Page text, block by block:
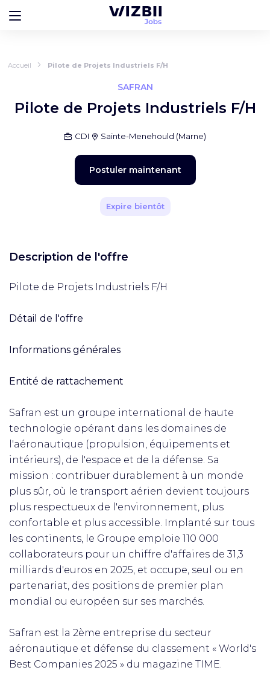
Accueil Pilote de Projets Industriels F/H
SAFRAN
Pilote de Projets Industriels F/H
CDI Sainte-Menehould (Marne)
Postuler maintenant
Expire bientôt
Description de l'offre
Pilote de Projets Industriels F/H
Détail de l'offre
Informations générales
Entité de rattachement
Safran est un groupe international de haute
technologie opérant dans les domaines de
l'aéronautique (propulsion, équipements et
intérieurs), de l'espace et de la défense. Sa
mission : contribuer durablement à un monde
plus sûr, où le transport aérien devient toujours
plus respectueux de l'environnement, plus
confortable et plus accessible. Implanté sur tous
les continents, le Groupe emploie 110 000
collaborateurs pour un chiffre d'affaires de 31,3
milliards d'euros en 2025, et occupe, seul ou en
partenariat, des positions de premier plan
mondial ou européen sur ses marchés.
Safran est la 2ème entreprise du secteur
aéronautique et défense du classement « World's
Best Companies 2025 » du magazine TIME.